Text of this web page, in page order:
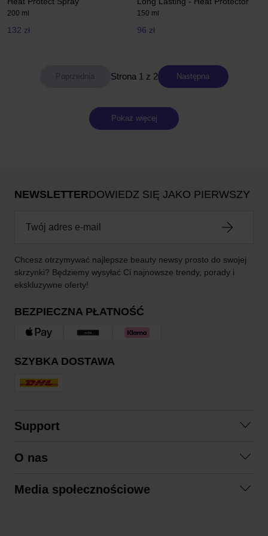
200 ml
132 zł
150 ml
96 zł
Strona 1 z 2 Następna
Pokaż więcej
NEWSLETTERDOWIEDZ SIĘ JAKO PIERWSZY
Chcesz otrzymywać najlepsze beauty newsy prosto do swojej
skrzynki? Będziemy wysyłać Ci najnowsze trendy, porady i
ekskluzywne oferty!
BEZPIECZNA PŁATNOŚĆ
SZYBKA DOSTAWA
Support
Regulamin zakupów
O nas
Zrównoważony rozwój
Media społecznościowe